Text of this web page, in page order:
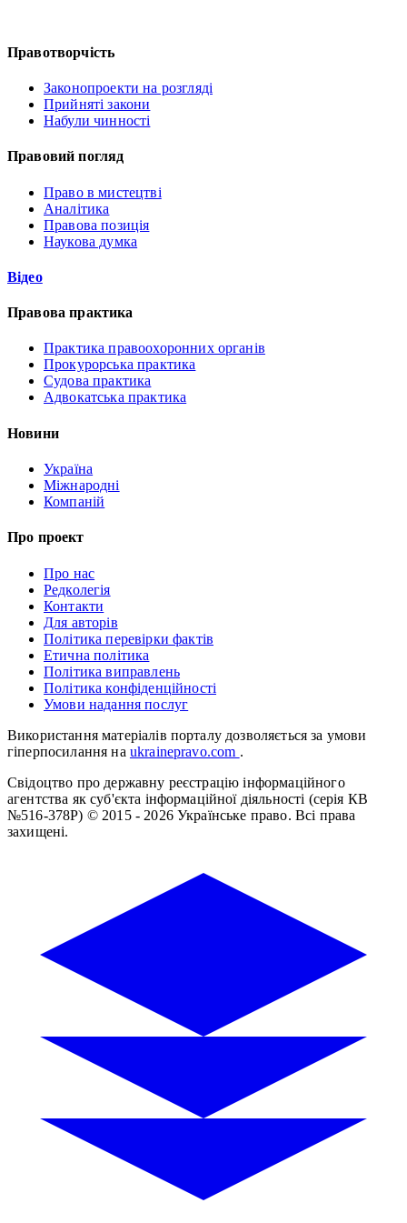
Правотворчість
Законопроекти на розгляді
Прийняті закони
Набули чинності
Правовий погляд
Право в мистецтві
Аналітика
Правова позиція
Наукова думка
Відео
Правова практика
Практика правоохоронних органів
Прокурорська практика
Судова практика
Адвокатська практика
Новини
Україна
Міжнародні
Компаній
Про проект
Про нас
Редколегія
Контакти
Для авторів
Політика перевірки фактів
Етична політика
Політика виправлень
Політика конфіденційності
Умови надання послуг
Використання матеріалів порталу дозволяється за умови
гіперпосилання на ukrainepravo.com .
Свідоцтво про державну реєстрацію інформаційного
агентства як суб'єкта інформаційної діяльності (серія КВ
№516-378Р) © 2015 - 2026 Українське право. Всі права
захищені.